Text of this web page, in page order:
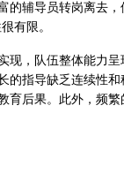
辅导员转岗离去
有限。
，队伍整体能力
指导缺乏连续性
后果。此外，频